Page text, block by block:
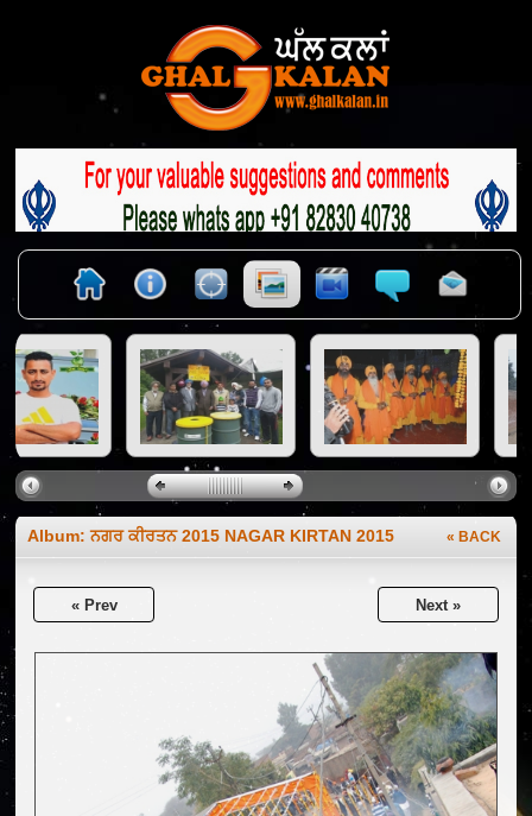
« BACK
Album:ਨਗਰ ਕੀਰਤਨ 2015 NAGAR KIRTAN 2015
« Prev Next »